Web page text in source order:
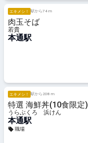
エキメシ！ 駅から74 m
肉玉そば
若貴
本通駅
エキメシ！ 駅から208 m
特選 海鮮丼(10食限定)
うらぶくろ 浜けん
本通駅
職場